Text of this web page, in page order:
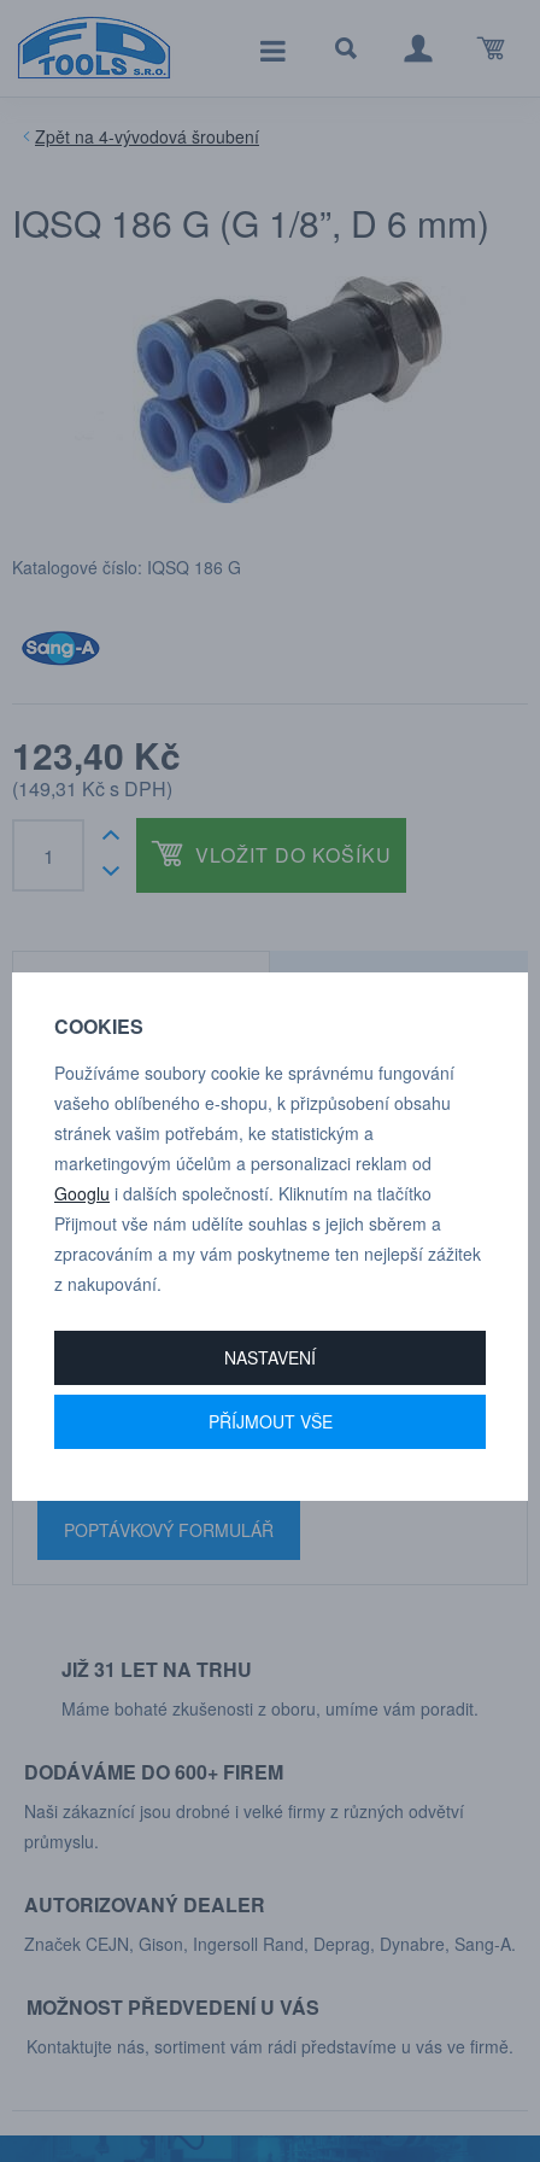
4-vývodová šroubení
IQSQ 186 G (G 1/8”, D 6 mm)
Katalogové číslo: IQSQ 186 G
123,40 Kč
(149,31 Kčs DPH)
VLOŽIT DO KOŠÍKU
4 - vývodové šroubení otočné, válcový závit s o-kroužkem, vnější
Dle tloušťky hadice
MARTIN
DRHOLEC
technické poradenství
POPTÁVKOVÝ FORMULÁŘ
JIŽ 31 LET NA TRHU
Máme bohaté zkušenosti z oboru, umíme vám poradit.
DODÁVÁME DO 600+ FIREM
Naši zákaznící jsou drobné i velké firmy z různých odvětví
průmyslu.
AUTORIZOVANÝ DEALER
Značek CEJN, Gison, Ingersoll Rand, Deprag, Dynabre, Sang-A.
MOŽNOST PŘEDVEDENÍ U VÁS
Kontaktujte nás, sortiment vám rádi představíme u vás ve firmě.
COOKIES
Používáme soubory cookie ke správnému fungování
vašeho oblíbeného e-shopu, k přizpůsobení obsahu
stránek vašim potřebám, ke statistickým a
marketingovým účelům a personalizaci reklam od
Googlu i dalších společností. Kliknutím na tlačítko
Přijmout vše nám udělíte souhlas s jejich sběrem a
zpracováním a my vám poskytneme ten nejlepší zážitek
z nakupování.
NASTAVENÍ
PŘÍJMOUT VŠE